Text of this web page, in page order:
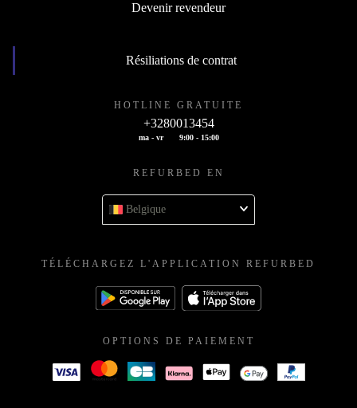
Devenir revendeur
Résiliations de contrat
HOTLINE GRATUITE
+3280013454
ma - vr 9:00 - 15:00
REFURBED EN
Belgique
TÉLÉCHARGEZ L'APPLICATION REFURBED
OPTIONS DE PAIEMENT